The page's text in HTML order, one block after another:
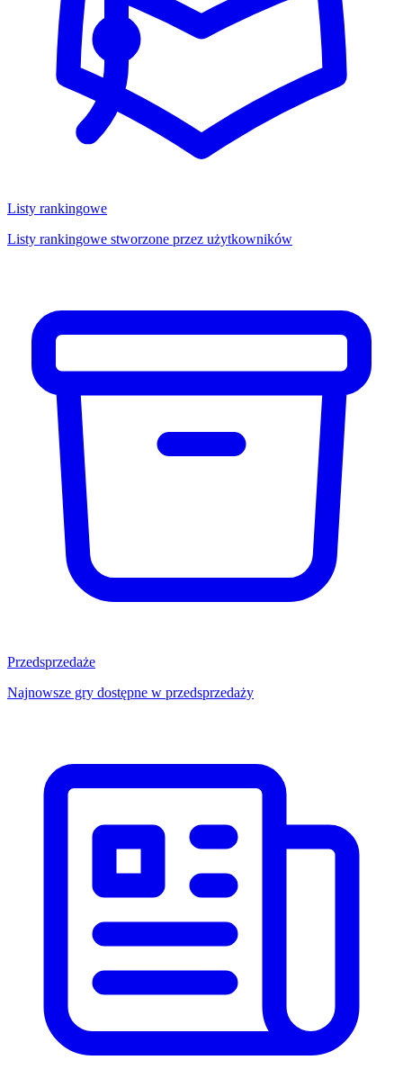
Listy rankingowe
Listy rankingowe stworzone przez użytkowników
Przedsprzedaże
Najnowsze gry dostępne w przedsprzedaży